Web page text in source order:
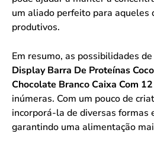
um aliado perfeito para aqueles
produtivos.
Em resumo, as possibilidades
Display Barra De Proteínas
Chocolate Branco Caixa Com
inúmeras. Com um pouco de
incorporá-la de diversas formas
garantindo uma alimentação